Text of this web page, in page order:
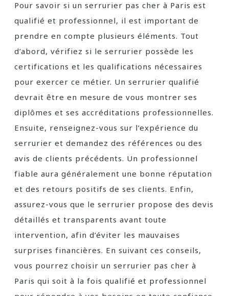
Pour savoir si un serrurier pas cher à Paris est
qualifié et professionnel, il est important de
prendre en compte plusieurs éléments. Tout
d’abord, vérifiez si le serrurier possède les
certifications et les qualifications nécessaires
pour exercer ce métier. Un serrurier qualifié
devrait être en mesure de vous montrer ses
diplômes et ses accréditations professionnelles.
Ensuite, renseignez-vous sur l’expérience du
serrurier et demandez des références ou des
avis de clients précédents. Un professionnel
fiable aura généralement une bonne réputation
et des retours positifs de ses clients. Enfin,
assurez-vous que le serrurier propose des devis
détaillés et transparents avant toute
intervention, afin d’éviter les mauvaises
surprises financières. En suivant ces conseils,
vous pourrez choisir un serrurier pas cher à
Paris qui soit à la fois qualifié et professionnel